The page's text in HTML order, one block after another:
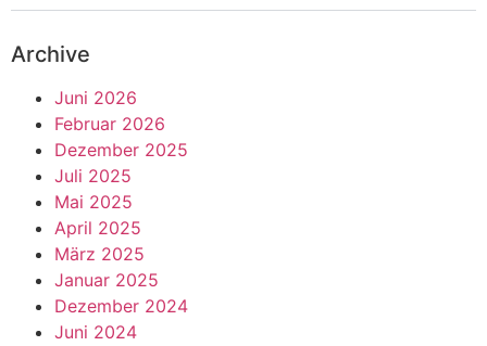
Archive
Juni 2026
Februar 2026
Dezember 2025
Juli 2025
Mai 2025
April 2025
März 2025
Januar 2025
Dezember 2024
Juni 2024